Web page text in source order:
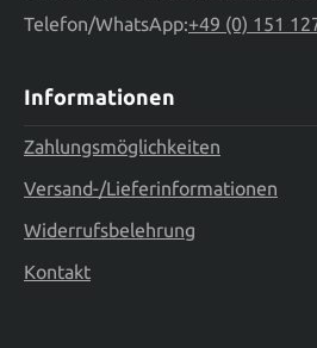
Telefon/WhatsApp:+49 (0) 151
Informationen
Zahlungsmöglichkeiten
Versand-/Lieferinformationen
Widerrufsbelehrung
Kontakt